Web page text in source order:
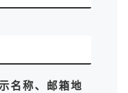
名称、邮箱地